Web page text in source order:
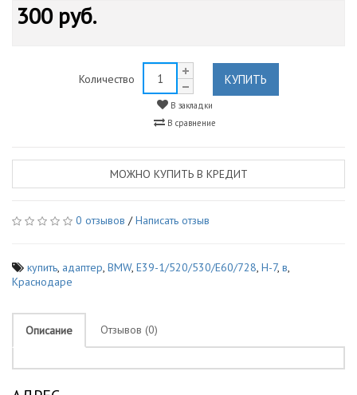
300 руб.
Количество КУПИТЬ
В закладки
В сравнение
МОЖНО КУПИТЬ В КРЕДИТ
0 отзывов /Написать отзыв
купить, адаптер, BMW, E39-1/520/530/E60/728, H-7, в,
Краснодаре
Описание Отзывов (0)